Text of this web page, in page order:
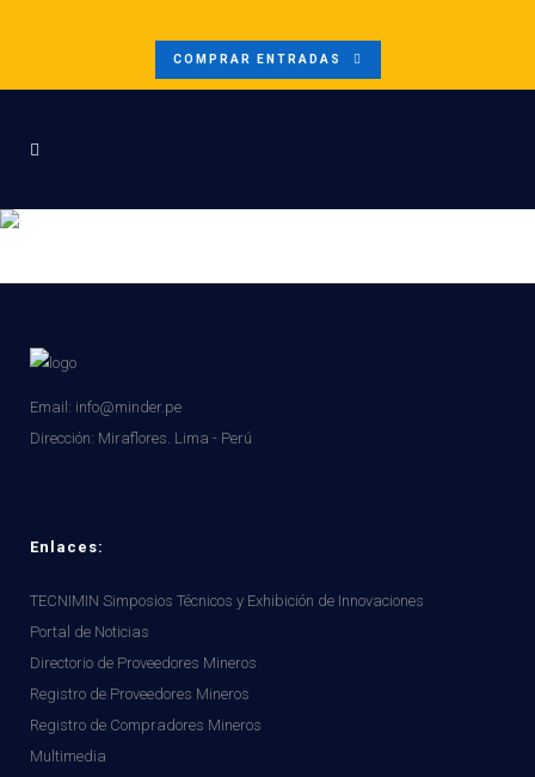
COMPRAR ENTRADAS
Email: info@minder.pe
Dirección: Miraflores. Lima - Perú
Enlaces:
TECNIMIN Simposios Técnicos y Exhibición de Innovaciones
Portal de Noticias
Directorio de Proveedores Mineros
Registro de Proveedores Mineros
Registro de Compradores Mineros
Multimedia